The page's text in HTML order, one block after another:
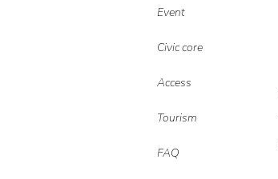
Event
Civic core
Access
Tourism
FAQ